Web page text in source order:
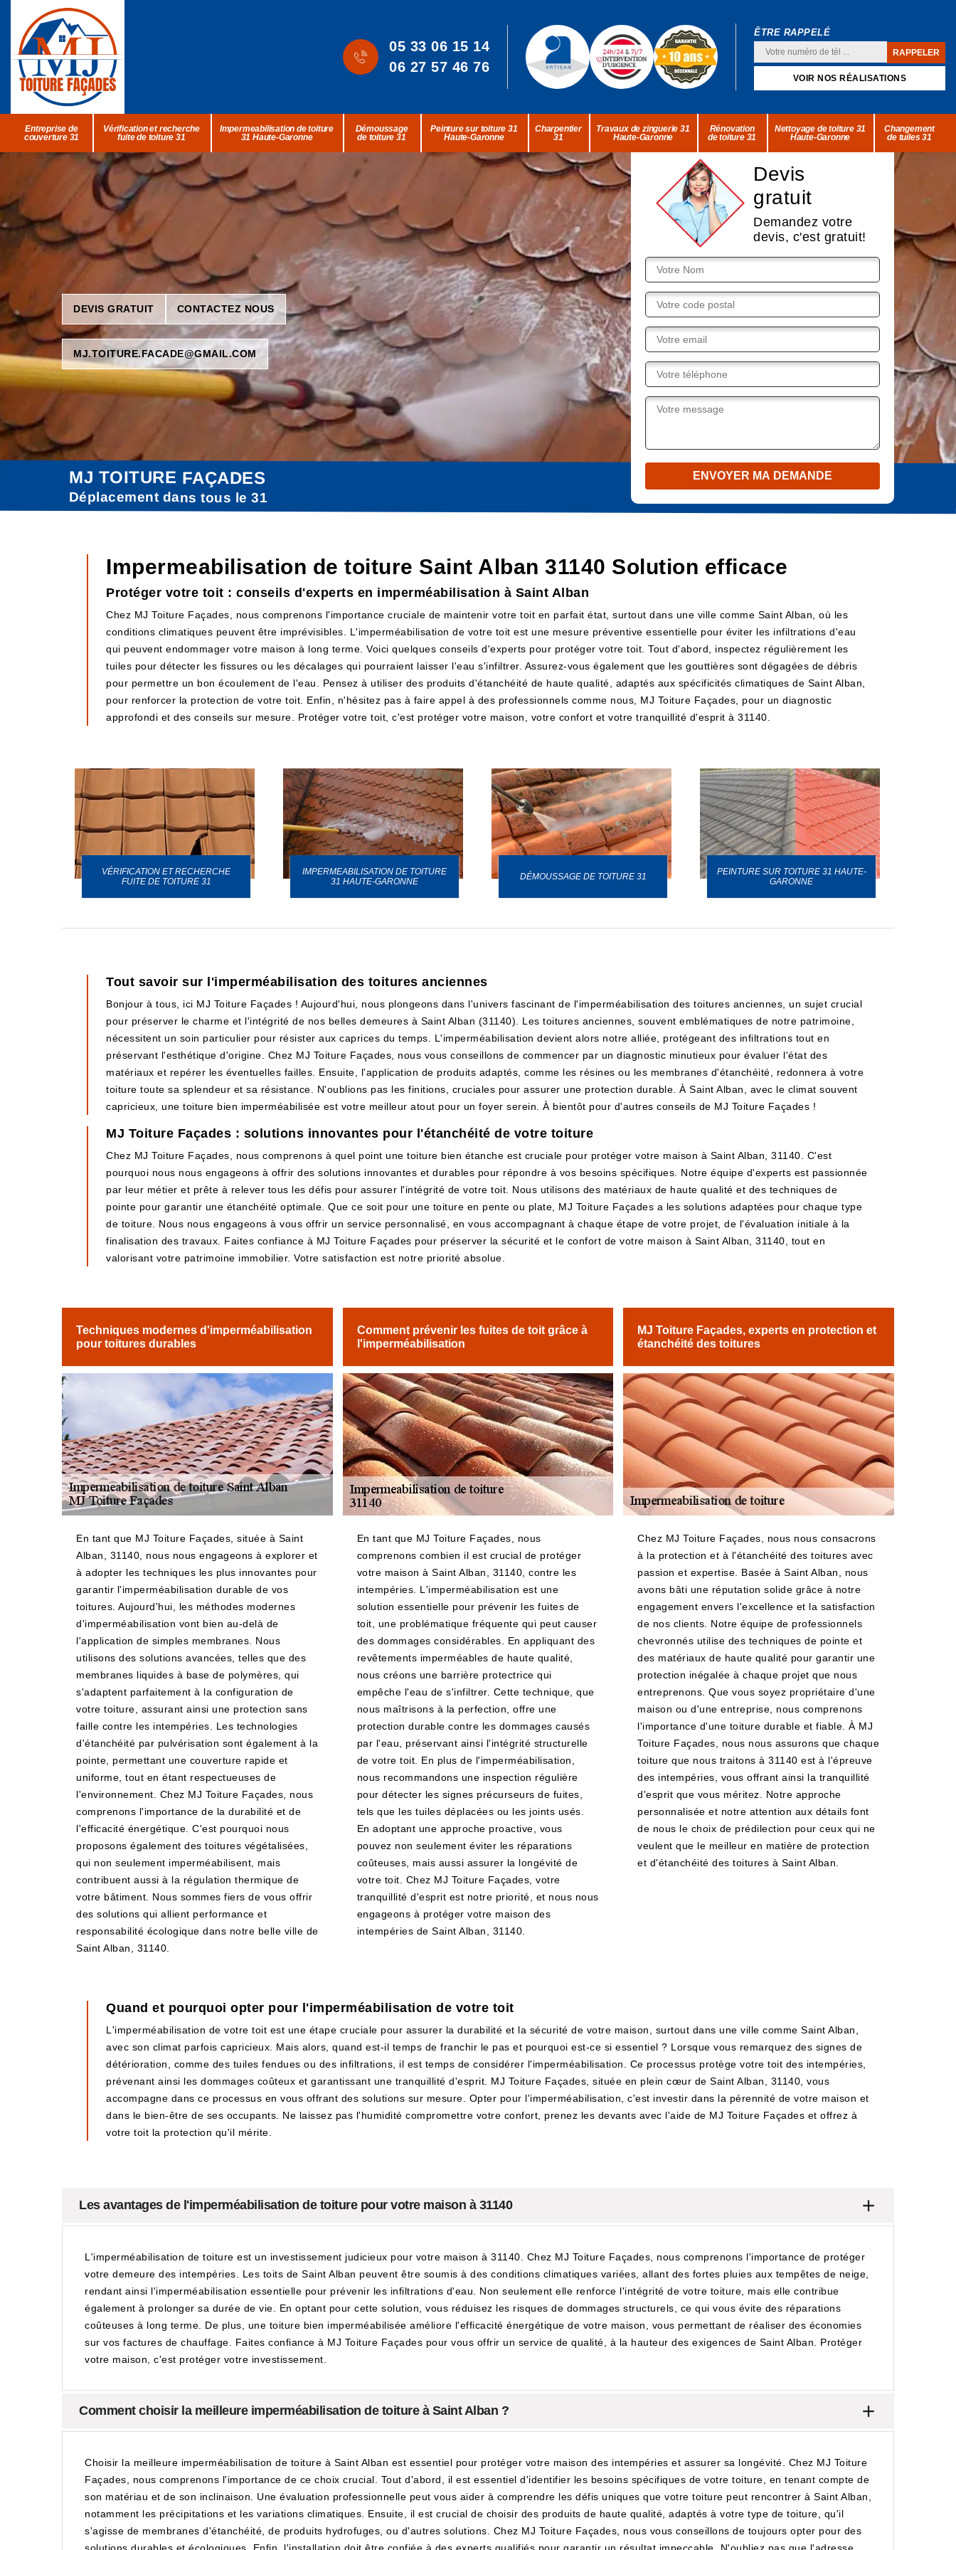
05 33 06 15 14
06 27 57 46 76
ÊTRE RAPPELÉ
VOIR NOS RÉALISATIONS
Entreprise de
couverture 31
Vérification et recherche
fuite de toiture 31
Impermeabilisation de toiture
31 Haute-Garonne
Démoussage
de toiture 31
Peinture sur toiture 31
Haute-Garonne
Charpentier
31
Travaux de zinguerie 31
Haute-Garonne
Rénovation
de toiture 31
Nettoyage de toiture 31
Haute-Garonne
Changement
de tuiles 31
DEVIS GRATUIT CONTACTEZ NOUS
MJ.TOITURE.FACADE@GMAIL.COM
Devis
gratuit
Demandez votre
devis, c'est gratuit!
MJ TOITURE FAÇADES
Déplacement dans tous le 31
Impermeabilisation de toiture Saint Alban 31140 Solution efficace
Protéger votre toit : conseils d'experts en imperméabilisation à Saint Alban
Chez MJ Toiture Façades, nous comprenons l'importance cruciale de maintenir votre toit en parfait état, surtout dans une ville comme Saint Alban, où les
conditions climatiques peuvent être imprévisibles. L'imperméabilisation de votre toit est une mesure préventive essentielle pour éviter les infiltrations d'eau
qui peuvent endommager votre maison à long terme. Voici quelques conseils d'experts pour protéger votre toit. Tout d'abord, inspectez régulièrement les
tuiles pour détecter les fissures ou les décalages qui pourraient laisser l'eau s'infiltrer. Assurez-vous également que les gouttières sont dégagées de débris
pour permettre un bon écoulement de l'eau. Pensez à utiliser des produits d'étanchéité de haute qualité, adaptés aux spécificités climatiques de Saint Alban,
pour renforcer la protection de votre toit. Enfin, n'hésitez pas à faire appel à des professionnels comme nous, MJ Toiture Façades, pour un diagnostic
approfondi et des conseils sur mesure. Protéger votre toit, c'est protéger votre maison, votre confort et votre tranquillité d'esprit à 31140.
VÉRIFICATION ET RECHERCHE
FUITE DE TOITURE 31
IMPERMEABILISATION DE TOITURE
31 HAUTE-GARONNE
DÉMOUSSAGE DE TOITURE 31
PEINTURE SUR TOITURE 31 HAUTE-
GARONNE
Tout savoir sur l'imperméabilisation des toitures anciennes
Bonjour à tous, ici MJ Toiture Façades ! Aujourd'hui, nous plongeons dans l'univers fascinant de l'imperméabilisation des toitures anciennes, un sujet crucial
pour préserver le charme et l'intégrité de nos belles demeures à Saint Alban (31140). Les toitures anciennes, souvent emblématiques de notre patrimoine,
nécessitent un soin particulier pour résister aux caprices du temps. L'imperméabilisation devient alors notre alliée, protégeant des infiltrations tout en
préservant l'esthétique d'origine. Chez MJ Toiture Façades, nous vous conseillons de commencer par un diagnostic minutieux pour évaluer l'état des
matériaux et repérer les éventuelles failles. Ensuite, l'application de produits adaptés, comme les résines ou les membranes d'étanchéité, redonnera à votre
toiture toute sa splendeur et sa résistance. N'oublions pas les finitions, cruciales pour assurer une protection durable. À Saint Alban, avec le climat souvent
capricieux, une toiture bien imperméabilisée est votre meilleur atout pour un foyer serein. À bientôt pour d'autres conseils de MJ Toiture Façades !
MJ Toiture Façades : solutions innovantes pour l'étanchéité de votre toiture
Chez MJ Toiture Façades, nous comprenons à quel point une toiture bien étanche est cruciale pour protéger votre maison à Saint Alban, 31140. C'est
pourquoi nous nous engageons à offrir des solutions innovantes et durables pour répondre à vos besoins spécifiques. Notre équipe d'experts est passionnée
par leur métier et prête à relever tous les défis pour assurer l'intégrité de votre toit. Nous utilisons des matériaux de haute qualité et des techniques de
pointe pour garantir une étanchéité optimale. Que ce soit pour une toiture en pente ou plate, MJ Toiture Façades a les solutions adaptées pour chaque type
de toiture. Nous nous engageons à vous offrir un service personnalisé, en vous accompagnant à chaque étape de votre projet, de l'évaluation initiale à la
finalisation des travaux. Faites confiance à MJ Toiture Façades pour préserver la sécurité et le confort de votre maison à Saint Alban, 31140, tout en
valorisant votre patrimoine immobilier. Votre satisfaction est notre priorité absolue.
Techniques modernes d'imperméabilisation
pour toitures durables
En tant que MJ Toiture Façades, située à Saint
Alban, 31140, nous nous engageons à explorer et
à adopter les techniques les plus innovantes pour
garantir l'imperméabilisation durable de vos
toitures. Aujourd'hui, les méthodes modernes
d'imperméabilisation vont bien au-delà de
l'application de simples membranes. Nous
utilisons des solutions avancées, telles que des
membranes liquides à base de polymères, qui
s'adaptent parfaitement à la configuration de
votre toiture, assurant ainsi une protection sans
faille contre les intempéries. Les technologies
d'étanchéité par pulvérisation sont également à la
pointe, permettant une couverture rapide et
uniforme, tout en étant respectueuses de
l'environnement. Chez MJ Toiture Façades, nous
comprenons l'importance de la durabilité et de
l'efficacité énergétique. C'est pourquoi nous
proposons également des toitures végétalisées,
qui non seulement imperméabilisent, mais
contribuent aussi à la régulation thermique de
votre bâtiment. Nous sommes fiers de vous offrir
des solutions qui allient performance et
responsabilité écologique dans notre belle ville de
Saint Alban, 31140.
Comment prévenir les fuites de toit grâce à
l'imperméabilisation
En tant que MJ Toiture Façades, nous
comprenons combien il est crucial de protéger
votre maison à Saint Alban, 31140, contre les
intempéries. L'imperméabilisation est une
solution essentielle pour prévenir les fuites de
toit, une problématique fréquente qui peut causer
des dommages considérables. En appliquant des
revêtements imperméables de haute qualité,
nous créons une barrière protectrice qui
empêche l'eau de s'infiltrer. Cette technique, que
nous maîtrisons à la perfection, offre une
protection durable contre les dommages causés
par l'eau, préservant ainsi l'intégrité structurelle
de votre toit. En plus de l'imperméabilisation,
nous recommandons une inspection régulière
pour détecter les signes précurseurs de fuites,
tels que les tuiles déplacées ou les joints usés.
En adoptant une approche proactive, vous
pouvez non seulement éviter les réparations
coûteuses, mais aussi assurer la longévité de
votre toit. Chez MJ Toiture Façades, votre
tranquillité d'esprit est notre priorité, et nous nous
engageons à protéger votre maison des
intempéries de Saint Alban, 31140.
MJ Toiture Façades, experts en protection et
étanchéité des toitures
Chez MJ Toiture Façades, nous nous consacrons
à la protection et à l'étanchéité des toitures avec
passion et expertise. Basée à Saint Alban, nous
avons bâti une réputation solide grâce à notre
engagement envers l'excellence et la satisfaction
de nos clients. Notre équipe de professionnels
chevronnés utilise des techniques de pointe et
des matériaux de haute qualité pour garantir une
protection inégalée à chaque projet que nous
entreprenons. Que vous soyez propriétaire d'une
maison ou d'une entreprise, nous comprenons
l'importance d'une toiture durable et fiable. À MJ
Toiture Façades, nous nous assurons que chaque
toiture que nous traitons à 31140 est à l'épreuve
des intempéries, vous offrant ainsi la tranquillité
d'esprit que vous méritez. Notre approche
personnalisée et notre attention aux détails font
de nous le choix de prédilection pour ceux qui ne
veulent que le meilleur en matière de protection
et d'étanchéité des toitures à Saint Alban.
Quand et pourquoi opter pour l'imperméabilisation de votre toit
L'imperméabilisation de votre toit est une étape cruciale pour assurer la durabilité et la sécurité de votre maison, surtout dans une ville comme Saint Alban,
avec son climat parfois capricieux. Mais alors, quand est-il temps de franchir le pas et pourquoi est-ce si essentiel ? Lorsque vous remarquez des signes de
détérioration, comme des tuiles fendues ou des infiltrations, il est temps de considérer l'imperméabilisation. Ce processus protège votre toit des intempéries,
prévenant ainsi les dommages coûteux et garantissant une tranquillité d'esprit. MJ Toiture Façades, située en plein cœur de Saint Alban, 31140, vous
accompagne dans ce processus en vous offrant des solutions sur mesure. Opter pour l'imperméabilisation, c'est investir dans la pérennité de votre maison et
dans le bien-être de ses occupants. Ne laissez pas l'humidité compromettre votre confort, prenez les devants avec l'aide de MJ Toiture Façades et offrez à
votre toit la protection qu'il mérite.
Les avantages de l'imperméabilisation de toiture pour votre maison à 31140
L'imperméabilisation de toiture est un investissement judicieux pour votre maison à 31140. Chez MJ Toiture Façades, nous comprenons l'importance de protéger
votre demeure des intempéries. Les toits de Saint Alban peuvent être soumis à des conditions climatiques variées, allant des fortes pluies aux tempêtes de neige,
rendant ainsi l'imperméabilisation essentielle pour prévenir les infiltrations d'eau. Non seulement elle renforce l'intégrité de votre toiture, mais elle contribue
également à prolonger sa durée de vie. En optant pour cette solution, vous réduisez les risques de dommages structurels, ce qui vous évite des réparations
coûteuses à long terme. De plus, une toiture bien imperméabilisée améliore l'efficacité énergétique de votre maison, vous permettant de réaliser des économies
sur vos factures de chauffage. Faites confiance à MJ Toiture Façades pour vous offrir un service de qualité, à la hauteur des exigences de Saint Alban. Protéger
votre maison, c'est protéger votre investissement.
Comment choisir la meilleure imperméabilisation de toiture à Saint Alban ?
Choisir la meilleure imperméabilisation de toiture à Saint Alban est essentiel pour protéger votre maison des intempéries et assurer sa longévité. Chez MJ Toiture
Façades, nous comprenons l'importance de ce choix crucial. Tout d'abord, il est essentiel d'identifier les besoins spécifiques de votre toiture, en tenant compte de
son matériau et de son inclinaison. Une évaluation professionnelle peut vous aider à comprendre les défis uniques que votre toiture peut rencontrer à Saint Alban,
notamment les précipitations et les variations climatiques. Ensuite, il est crucial de choisir des produits de haute qualité, adaptés à votre type de toiture, qu'il
s'agisse de membranes d'étanchéité, de produits hydrofuges, ou d'autres solutions. Chez MJ Toiture Façades, nous vous conseillons de toujours opter pour des